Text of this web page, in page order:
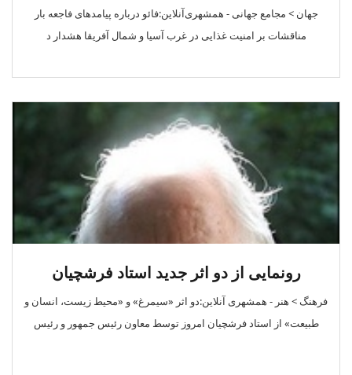
جهان > مجامع‌ جهانی - همشهری‌آنلاین:فائو درباره پیامدهای فاجعه بار
مناقشات بر امنیت غذایی در غرب آسیا و شمال آفریقا هشدار د
رونمایی از دو اثر جدید استاد فرشچیان
فرهنگ > هنر - همشهری آنلاین:دو اثر «سیمرغ» و «محیط زیست، انسان و
طبیعت» از استاد فرشچیان امروز توسط معاون رئیس جمهور و رئیس